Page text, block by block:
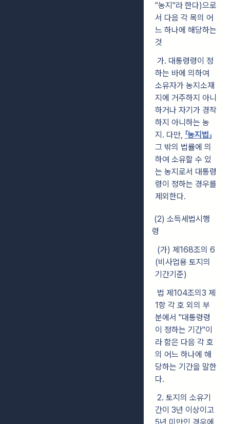
"농지"라 한다)으로
서 다음 각 목의 어
느 하나에 해당하는
것
가. 대통령령이 정
하는 바에 의하여
소유자가 농지소재
지에 거주하지 아니
하거나 자기가 경작
하지 아니하는 농
지. 다만, 「농지법」
그 밖의 법률에 의
하여 소유할 수 있
는 농지로서 대통령
령이 정하는 경우를
제외한다.
(2) 소득세법시행
령
(가) 제168조의 6
(비사업용 토지의
기간기준)
법 제104조의3 제
1항 각 호 외의 부
분에서 "대통령령
이 정하는 기간"이
라 함은 다음 각 호
의 어느 하나에 해
당하는 기간을 말한
다.
2. 토지의 소유기
간이 3년 이상이고